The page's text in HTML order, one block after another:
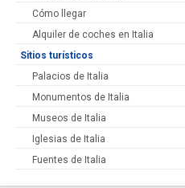
Cómo llegar
Alquiler de coches en Italia
Sitios turísticos
Palacios de Italia
Monumentos de Italia
Museos de Italia
Iglesias de Italia
Fuentes de Italia